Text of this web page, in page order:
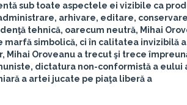
sub toate aspectele ei vizibile ca
arhivare, editare,
tehnică, oarecum neutră, Mihai
simbolică, ci în calitatea invizibilă a
Oroveanu a trecut şi trece
dictatura non-conformistă a eului
a artei jucate pe piaţa liberă a